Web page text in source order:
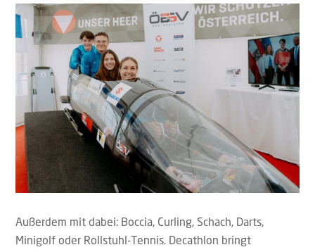
Außerdem mit dabei: Boccia, Curling, Schach, Darts,
Minigolf oder Rollstuhl-Tennis. Decathlon bringt